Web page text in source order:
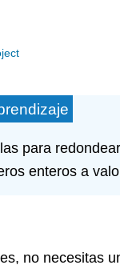
para
enteros a
no necesitas